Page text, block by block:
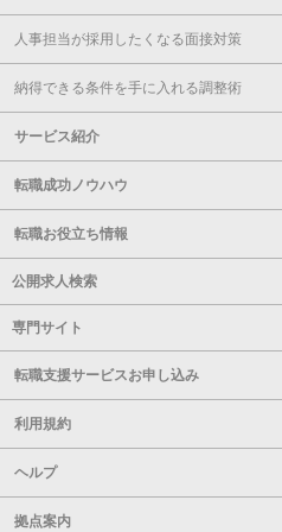
人事担当が採用したくなる面接対策
納得できる条件を手に入れる調整術
サービス紹介
転職成功ノウハウ
転職お役立ち情報
公開求人検索
専門サイト
転職支援サービスお申し込み
利用規約
ヘルプ
拠点案内